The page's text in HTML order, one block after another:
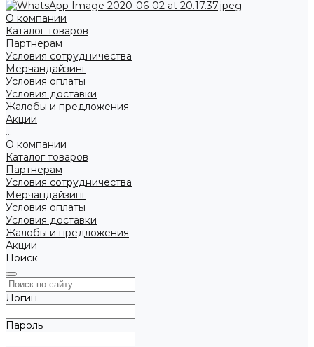
О компании
Каталог товаров
Партнерам
Условия сотрудничества
Мерчандайзинг
Условия оплаты
Условия доставки
Жалобы и предложения
Акции
...
О компании
Каталог товаров
Партнерам
Условия сотрудничества
Мерчандайзинг
Условия оплаты
Условия доставки
Жалобы и предложения
Акции
Поиск
Логин
Пароль